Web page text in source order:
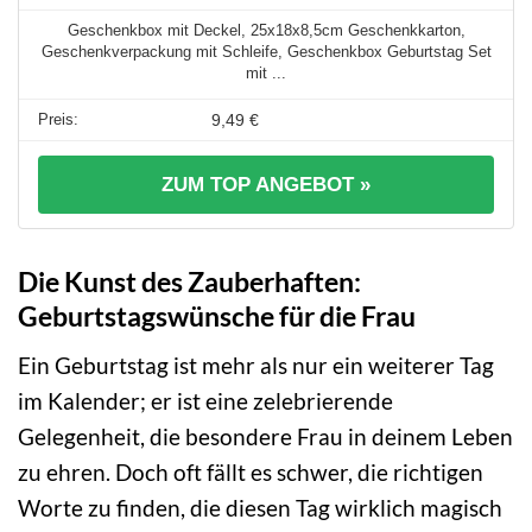
Geschenkbox mit Deckel, 25x18x8,5cm Geschenkkarton,
Geschenkverpackung mit Schleife, Geschenkbox Geburtstag Set
mit ...
9,49 €
ZUM TOP ANGEBOT »
Die Kunst des Zauberhaften:
Geburtstagswünsche für die Frau
Ein Geburtstag ist mehr als nur ein weiterer Tag
im Kalender; er ist eine zelebrierende
Gelegenheit, die besondere Frau in deinem Leben
zu ehren. Doch oft fällt es schwer, die richtigen
Worte zu finden, die diesen Tag wirklich magisch